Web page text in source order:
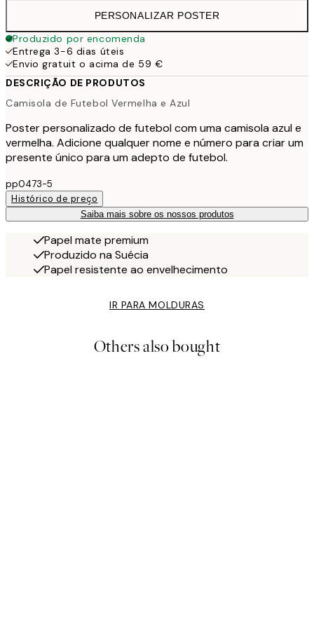
PERSONALIZAR POSTER
Produzido por encomenda
Entrega 3-6 dias úteis
Envio gratuit o acima de 59 €
DESCRIÇÃO DE PRODUTOS
Camisola de Futebol Vermelha e Azul
Poster personalizado de futebol com uma camisola azul e
vermelha. Adicione qualquer nome e número para criar um
presente único para um adepto de futebol.
pp0473-5
Histórico de preço
Saiba mais sobre os nossos produtos
Papel mate premium
Produzido na Suécia
Papel resistente ao envelhecimento
IR PARA MOLDURAS
Others also bought